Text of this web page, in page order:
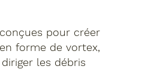
pour créer
forme de vortex,
les débris